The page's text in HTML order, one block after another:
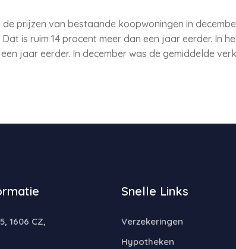
prijzen van bestaande koopwoningen in
is ruim 14 procent meer dan een jaar eerder. In
jaar eerder. In december was de gemiddelde
1606 CZ,
Snelle Links
Verzekeringen
Hypotheken